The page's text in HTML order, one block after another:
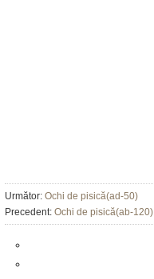
Următor: Ochi de pisică(ad-50)
Precedent: Ochi de pisică(ab-120)